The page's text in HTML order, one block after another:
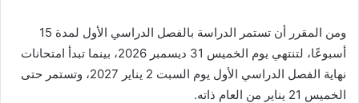
ومن المقرر أن تستمر الدراسة بالفصل الدراسي الأول لمدة 15
أسبوعًا، لتنتهي يوم الخميس 31 ديسمبر 2026، بينما تبدأ امتحانات
نهاية الفصل الدراسي الأول يوم السبت 2 يناير 2027، وتستمر حتى
الخميس 21 يناير من العام ذاته.